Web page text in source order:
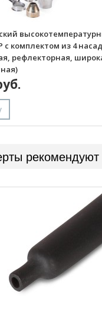
с комплектом из 4
рефлекторная,
рекомендуют